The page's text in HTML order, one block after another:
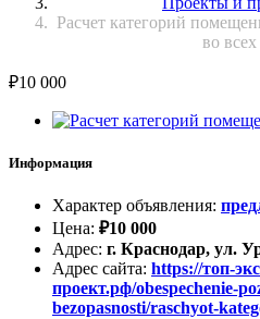
Расчет категорий
во
₽10 000
Информация
Характер объявления:
Цена: ₽10 000
Адрес: г. Краснодар, ул.
Адрес сайта: https://топ-
проект.рф/obespechenie-
bezopasnosti/raschyot-